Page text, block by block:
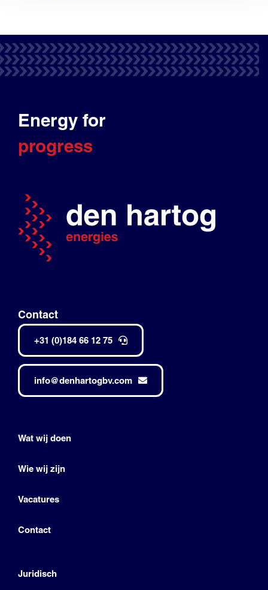
Energy for
progress
Contact
+31 (0)184 66 12 75
info@denhartogbv.com
Wat wij doen
Wie wij zijn
Vacatures
Contact
Juridisch